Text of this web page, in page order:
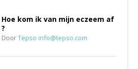
Hoe kom ik van mijn eczeem af
?
DoorTepso info@tepso.com